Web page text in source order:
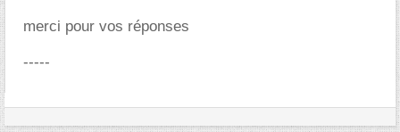
merci pour vos réponses
-----